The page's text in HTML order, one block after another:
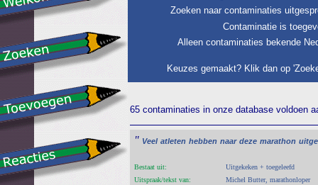
Zoeken naar contaminaties
Contaminatie is
Alleen contaminaties bekende
Keuzes gemaakt? Klik dan op
65 contaminaties in onze database voldoen
" Veel atleten hebben naar deze marathon
Bestaat uit:
Uitgekeken + toegeleefd
Uitspraak/tekst van:
Michel Butter, marathonloper